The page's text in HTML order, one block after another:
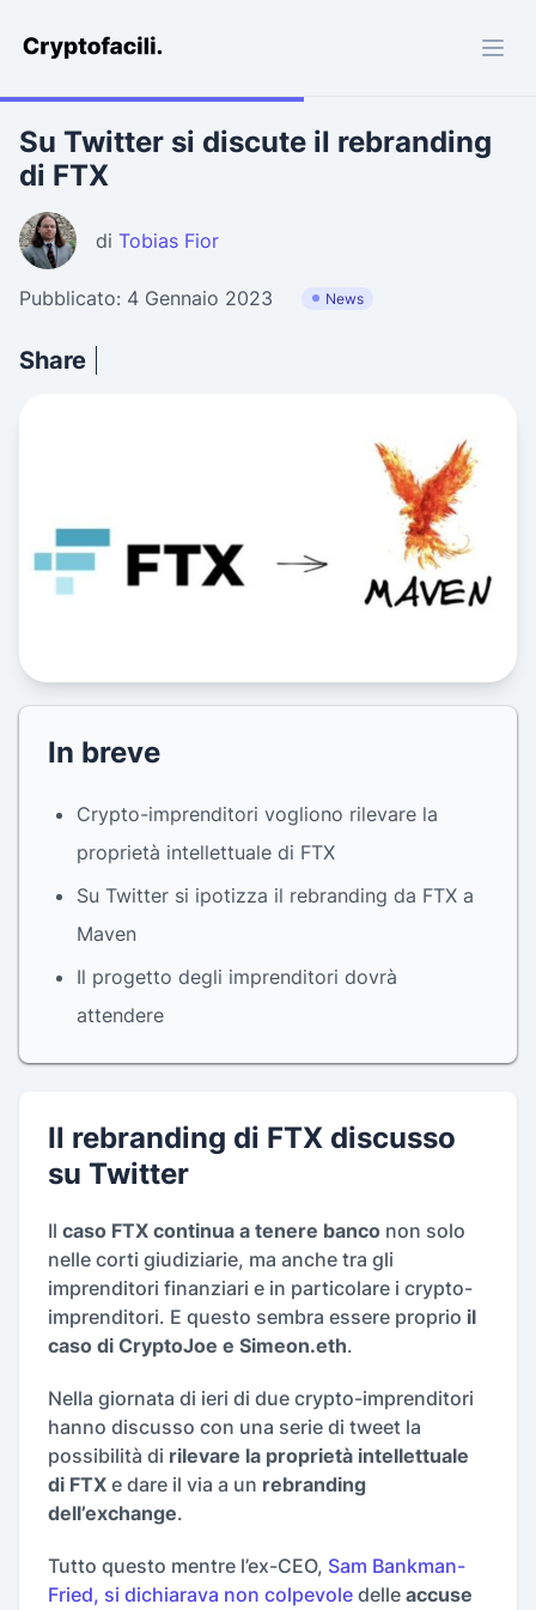
Cryptofacili.com
Su Twitter si discute il rebranding
di FTX
di Tobias Fior
Pubblicato: 4 Gennaio 2023 News
Share
In breve
Crypto-imprenditori vogliono rilevare la
proprietà intellettuale di FTX
Su Twitter si ipotizza il rebranding da FTX a
Maven
Il progetto degli imprenditori dovrà
attendere
Il rebranding di FTX discusso
su Twitter
Il caso FTX continua a tenere banco non solo
nelle corti giudiziarie, ma anche tra gli
imprenditori finanziari e in particolare i crypto-
imprenditori. E questo sembra essere proprio il
caso di CryptoJoe e Simeon.eth.
Nella giornata di ieri di due crypto-imprenditori
hanno discusso con una serie di tweet la
possibilità di rilevare la proprietà intellettuale
di FTX e dare il via a un rebranding
dell’exchange.
Tutto questo mentre l’ex-CEO, Sam Bankman-
Fried, si dichiarava non colpevole delle accuse